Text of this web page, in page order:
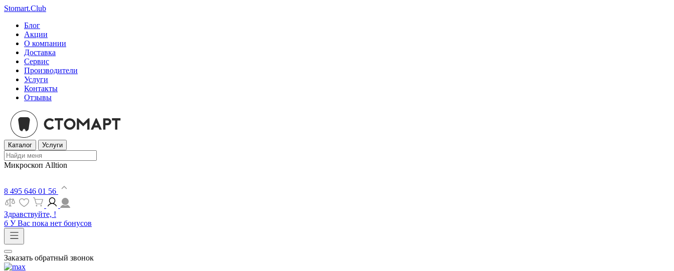
Stomart.Club
Блог
Акции
О компании
Доставка
Сервис
Производители
Услуги
Контакты
Отзывы
Каталог Услуги
Микроскоп Alltion
8 495 646 01 56
Здравствуйте, !
б У Вас пока нет бонусов
Заказать обратный звонок